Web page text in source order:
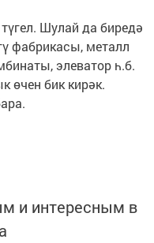
Шулай да биредә
фабрикасы, металл
элеватор һ.б.
өчен бик кирәк.
и интересным в